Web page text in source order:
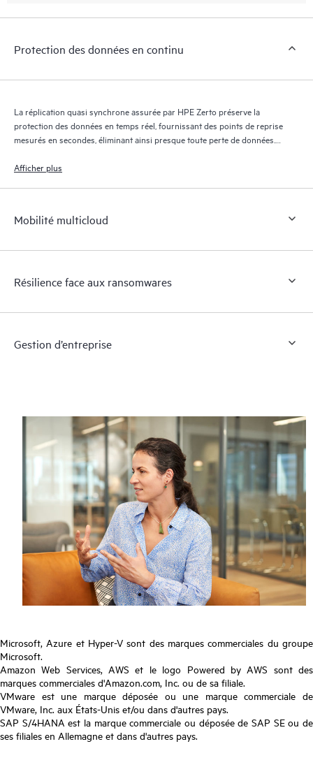
Protection des données en continu
La réplication quasi synchrone assurée par HPE Zerto préserve la
protection des données en temps réel, fournissant des points de reprise
mesurés en secondes, éliminant ainsi presque toute perte de données.
reprise pendant 30 jours maximum, offrant une reprise granulaire et
Afficher plus
Mobilité multicloud
Résilience face aux ransomwares
Gestion d’entreprise
Microsoft, Azure et Hyper-V sont des marques commerciales du groupe
Microsoft.
Amazon Web Services, AWS et le logo Powered by AWS sont des
marques commerciales d'Amazon.com, Inc. ou de sa filiale.
VMware est une marque déposée ou une marque commerciale de
VMware, Inc. aux États-Unis et/ou dans d'autres pays.
SAP S/4HANA est la marque commerciale ou déposée de SAP SE ou de
ses filiales en Allemagne et dans d'autres pays.